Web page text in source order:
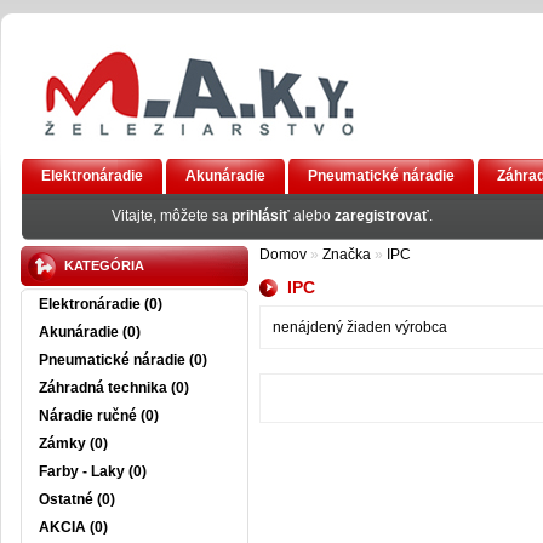
Vitajte, môžete sa prihlásiť alebo zaregistrovať.
Elektronáradie Akunáradie Pneumatické náradie
KATEGÓRIA
Elektronáradie (0)
Akunáradie (0)
Pneumatické náradie (0)
Záhradná technika (0)
Náradie ručné (0)
Zámky (0)
Farby - Laky (0)
Ostatné (0)
AKCIA (0)
Domov » Značka » IPC
IPC
nenájdený žiaden výrobca